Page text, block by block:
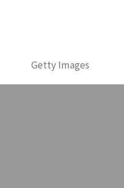
Getty Images